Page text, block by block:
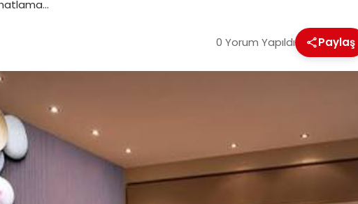
0 Yorum Yapıldı Paylaş